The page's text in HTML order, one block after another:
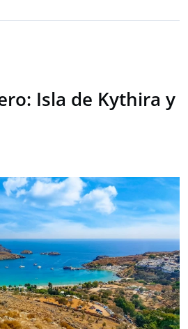
Isla de Kythira y